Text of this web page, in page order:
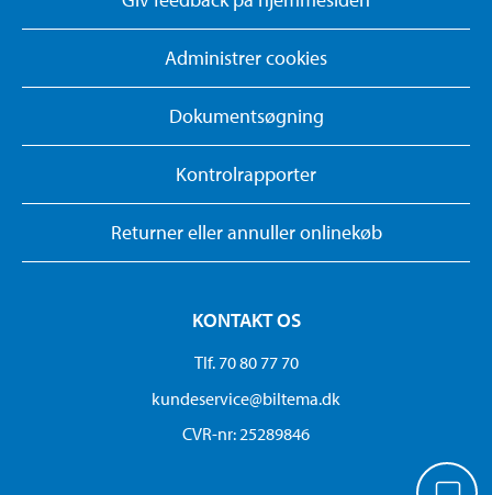
Administrer cookies
Dokumentsøgning
Kontrolrapporter
Returner eller annuller onlinekøb
KONTAKT OS
Tlf. 70 80 77 70
kundeservice@biltema.dk
CVR-nr: 25289846